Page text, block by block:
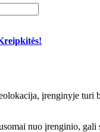
įrenginyje turi
nuo įrenginio, gali